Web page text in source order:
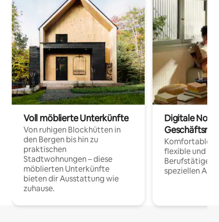
Voll möblierte Unterkünfte
Von ruhigen Blockhütten in
den Bergen bis hin zu
praktischen
Stadtwohnungen – diese
möblierten Unterkünfte
bieten dir Ausstattung wie
zuhause.
Digitale
Komfortable
flexible und
Berufstätige
speziellen